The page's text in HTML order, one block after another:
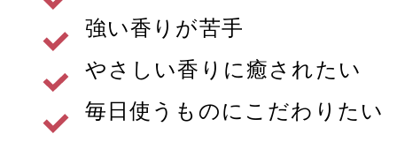
強い香りが苦手
やさしい香りに癒されたい
毎日使うものにこだわりたい